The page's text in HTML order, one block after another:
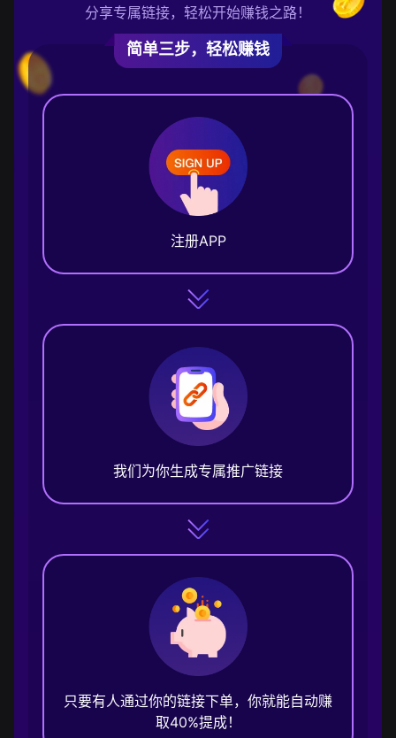
分享专属链接，轻松开始赚钱之路！
简单三步，轻松赚钱
注册APP
我们为你生成专属推广链接
只要有人通过你的链接下单，你就能自动赚
取40%提成！